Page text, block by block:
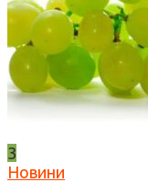
3
Новини